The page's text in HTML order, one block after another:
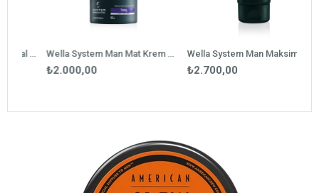
Wella System Man Saç, Sakal & Vücut Şampuanı 250 ml Wella System Man Mat Krem Wax 80 ml
₺2.000,00 ₺2.700,00